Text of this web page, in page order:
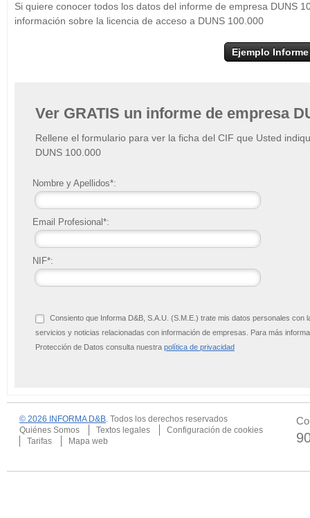
Si quiere conocer todos los datos del informe de empresa DUNS
información sobre la licencia de acceso a DUNS 100.000
Ejemplo Informe
Ver GRATIS un informe de empresa
Rellene el formulario para ver la ficha del CIF que Usted
DUNS 100.000
Nombre y Apellidos*:
Email Profesional*:
NIF*:
Consiento que Informa D&B, S.A.U. (S.M.E.) trate mis datos personales
servicios y noticias relacionadas con información de empresas. Para más
Protección de Datos consulta nuestra política de privacidad
© 2026 INFORMA D&B. Todos los derechos reservados
Quiénes Somos
Textos legales
Configuración de cookies
Tarifas
Mapa web